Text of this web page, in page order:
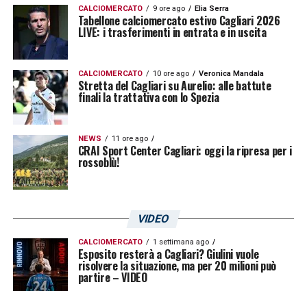
Rispecchia tutto ciò che mi è successo,
ovvero la caduta e rinascita. Ero alla
finalissima e all’87’ ero ancora in panchina, il
volersi prendere la scena anche quando
tutto ti gira contro non è facile! Gli anni si
riassumono in quel gol lì e ha un valore
speciale per me, per la città e regione!
Ovviamente ci sono tanti altri gol bellissimi,
è stato il Pavoletti che è piaciuto a Cagliari,
attaccante che faceva 100 gol, ma che li
faceva nei momenti giusti lottando contro
tutti per ritagliarsi uno spazietto, ciò che
CALCIOMERCATO 9 ore ago Elia Serra
Tabellone calciomercato estivo Cagliari 2026
LIVE: i trasferimenti in entrata e in uscita
CALCIOMERCATO 10 ore ago Veronica Mandala
Stretta del Cagliari su Aurelio: alle battute
finali la trattativa con lo Spezia
NEWS 11 ore ago
CRAI Sport Center Cagliari: oggi la ripresa per i
rossoblù!
VIDEO
CALCIOMERCATO 1 settimana ago
Esposito resterà a Cagliari? Giulini vuole
risolvere la situazione, ma per 20 milioni può
partire – VIDEO